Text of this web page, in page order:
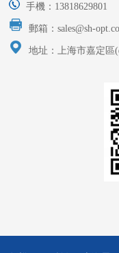
手機：13818629801
郵箱：sales@sh-
地址：上海市嘉定區